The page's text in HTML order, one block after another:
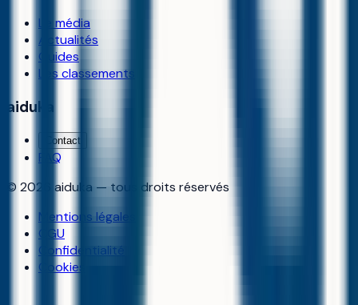
Le média
Actualités
Guides
Les classements
aiduka
Contact
FAQ
© 2026
aiduka — tous droits réservés
Mentions légales
CGU
Confidentialité
Cookies